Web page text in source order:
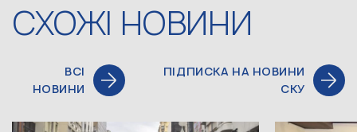
СХОЖІ НОВИНИ
ВСІ
НОВИНИ
ПІДПИСКА НА НОВИНИ
СКУ